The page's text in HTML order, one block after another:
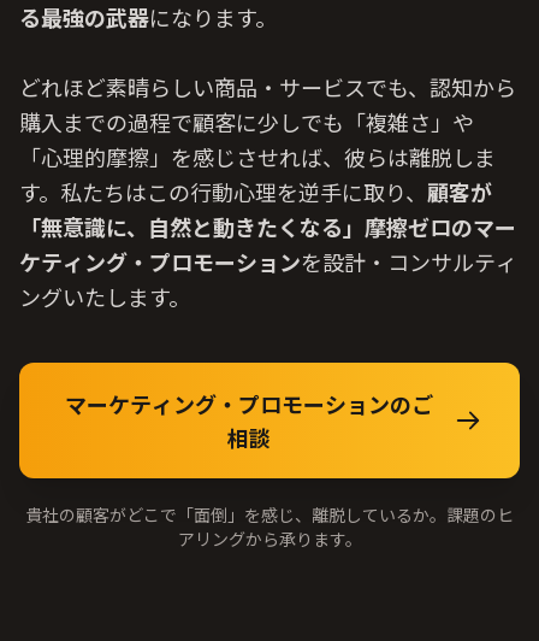
る最強の武器になります。
どれほど素晴らしい商品 ・サービスでも、 認知から
購入までの過程で顧客に少しでも「複雑さ」や
「心理的摩擦」を感じさせれば、 彼らは離脱しま
す。 私たちはこの行動心理を逆手に取り、 顧客が
「無意識に、 自然と動きたくなる」 摩擦ゼロのマー
ケティング・プロモーションを設計 ・コンサルティ
ングいたします。
マーケティング・プロモーションのご
相談
貴社の顧客がどこで「面倒 」を感じ、 離脱しているか。 課題のヒ
アリングから承ります。